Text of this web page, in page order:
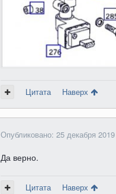
Цитата Наверх
Опубликовано: 25 декабря 2019
Да верно.
Цитата Наверх